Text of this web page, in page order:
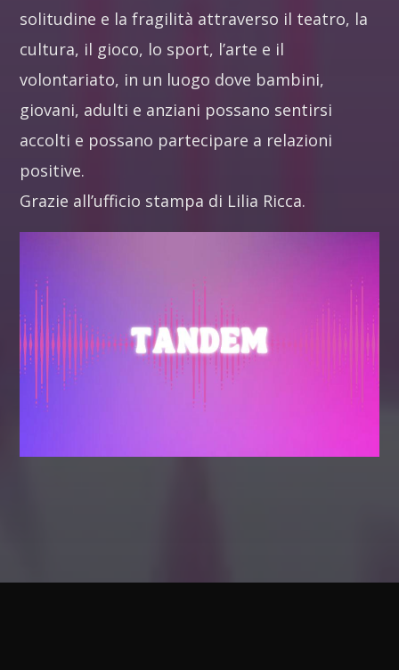
solitudine e la fragilità attraverso il teatro, la
cultura, il gioco, lo sport, l’arte e il
volontariato, in un luogo dove bambini,
giovani, adulti e anziani possano sentirsi
accolti e possano partecipare a relazioni
positive.
Grazie all’ufficio stampa di Lilia Ricca.